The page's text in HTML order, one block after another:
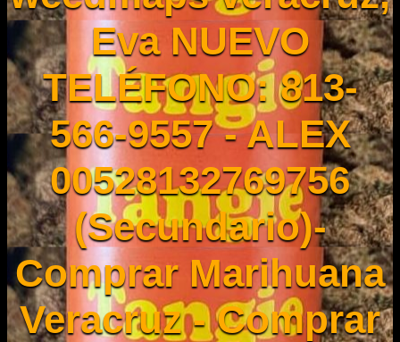
Eva NUEVO
TELÉFONO: 813-
566-9557 - ALEX
00528132769756
(Secundario)-
Comprar Marihuana
Veracruz - Comprar